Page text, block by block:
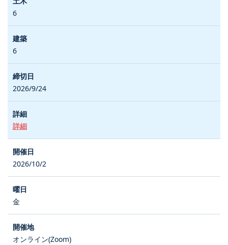
6
6
2026/9/24
詳細
2026/10/2
金
オンライン(Zoom)